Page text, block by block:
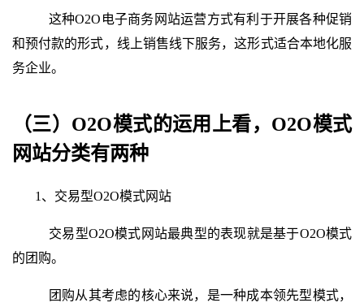
这种O2O电子商务网站运营方式有利于开展各种促销
和预付款的形式，线上销售线下服务，这形式适合本地化服
务企业。
（三）O2O模式的运用上看， O2O模式
网站分类有两种
1、交易型O2O模式网站
交易型O2O模式网站最典型的表现就是基于O2O模式
的团购。
团购从其考虑的核心来说，是一种成本领先型模式，